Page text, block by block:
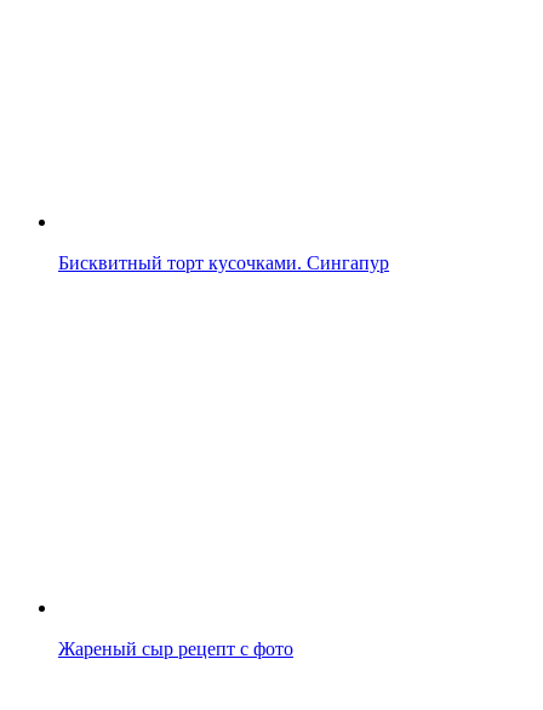
Бисквитный торт кусочками. Сингапур
Жареный сыр рецепт с фото